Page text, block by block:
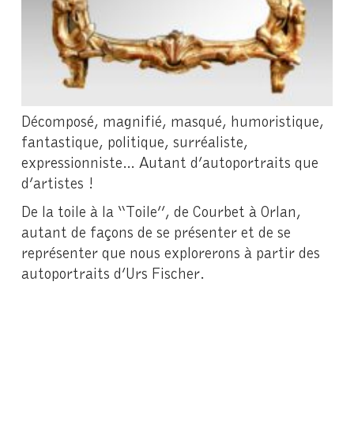
Décomposé, magnifié, masqué, humoristique,
fantastique, politique, surréaliste,
expressionniste… Autant d’autoportraits que
d’artistes !
De la toile à la “Toile’’, de Courbet à Orlan,
autant de façons de se présenter et de se
représenter que nous explorerons à partir des
autoportraits d’Urs Fischer.